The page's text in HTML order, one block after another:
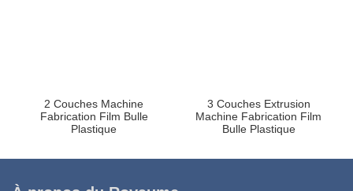
2 Couches Machine
Fabrication Film Bulle
Plastique
3 Couches Extrusion
Machine Fabrication Film
Bulle Plastique